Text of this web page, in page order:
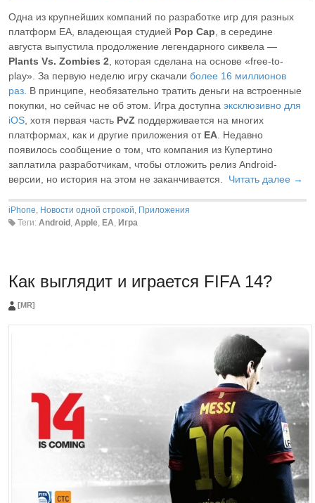
Одна из крупнейших компаний по разработке игр для разных
платформ EA, владеющая студией Pop Cap, в середине
августа выпустила продолжение легендарного сиквела —
Plants Vs. Zombies 2, которая сделана на основе «free-to-
play». За первую неделю игру скачали более 16 миллионов
раз. В принципе, необязательно тратить деньги на встроенные
покупки, но сейчас не об этом. Игра доступна эксклюзивно для
iOS, хотя первая часть PvZ поддерживается на многих
платформах, как и другие приложения от EA. Недавно
появилось сообщение о том, что компания из Купертино
заплатила разработчикам, чтобы отложить релиз Android-
версии, но история на этом не заканчивается. Читать далее →
iPhone Новости одной строкой Приложения
Теги: Android Apple EA Игра
Как выглядит и играется FIFA 14?
[MR]